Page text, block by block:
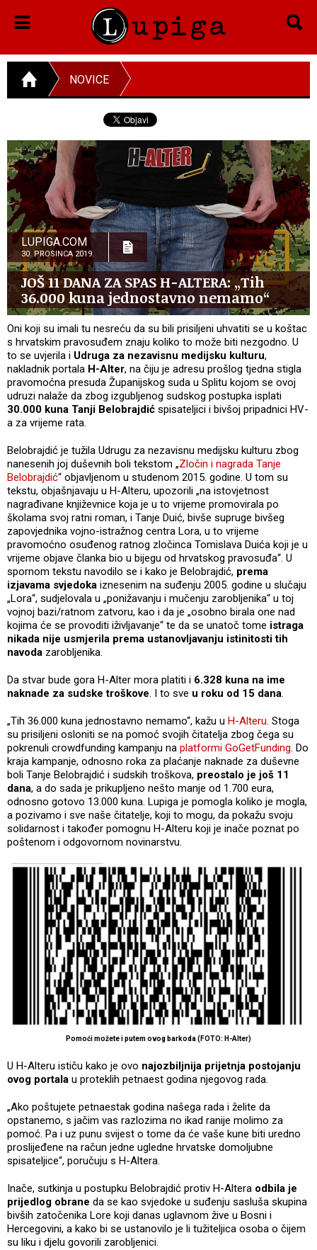
NOVICE
LUPIGA.COM
30. PROSINCA 2019.
JOŠ 11 DANA ZA SPAS H-ALTERA: „Tih
36.000 kuna jednostavno nemamo“
Oni koji su imali tu nesreću da su bili prisiljeni uhvatiti se u koštac
s hrvatskim pravosuđem znaju koliko to može biti nezgodno. U
to se uvjerila i Udruga za nezavisnu medijsku kulturu,
nakladnik portala H-Alter, na čiju je adresu prošlog tjedna stigla
pravomoćna presuda Županijskog suda u Splitu kojom se ovoj
udruzi nalaže da zbog izgubljenog sudskog postupka isplati
30.000 kuna Tanji Belobrajdić spisateljici i bivšoj pripadnici HV-
a za vrijeme rata.
Belobrajdić je tužila Udrugu za nezavisnu medijsku kulturu zbog
nanesenih joj duševnih boli tekstom „Zločin i nagrada Tanje
Belobrajdić“ objavljenom u studenom 2015. godine. U tom su
tekstu, objašnjavaju u H-Alteru, upozorili „na istovjetnost
nagrađivane književnice koja je u to vrijeme promovirala po
školama svoj ratni roman, i Tanje Duić, bivše supruge bivšeg
zapovjednika vojno-istražnog centra Lora, u to vrijeme
pravomoćno osuđenog ratnog zločinca Tomislava Duića koji je u
vrijeme objave članka bio u bijegu od hrvatskog pravosuđa“. U
spornom tekstu navodilo se i kako je Belobrajdić, prema
izjavama svjedoka iznesenim na suđenju 2005. godine u slučaju
„Lora“, sudjelovala u „ponižavanju i mučenju zarobljenika“ u toj
vojnoj bazi/ratnom zatvoru, kao i da je „osobno birala one nad
kojima će se provoditi iživljavanje“ te da se unatoč tome istraga
nikada nije usmjerila prema ustanovljavanju istinitosti tih
navoda zarobljenika.
Da stvar bude gora H-Alter mora platiti i 6.328 kuna na ime
naknade za sudske troškove. I to sve u roku od 15 dana.
„Tih 36.000 kuna jednostavno nemamo“, kažu u H-Alteru. Stoga
su prisiljeni osloniti se na pomoć svojih čitatelja zbog čega su
pokrenuli crowdfunding kampanju na platformi GoGetFunding. Do
kraja kampanje, odnosno roka za plaćanje naknade za duševne
boli Tanje Belobrajdić i sudskih troškova, preostalo je još 11
dana, a do sada je prikupljeno nešto manje od 1.700 eura,
odnosno gotovo 13.000 kuna. Lupiga je pomogla koliko je mogla,
a pozivamo i sve naše čitatelje, koji to mogu, da pokažu svoju
solidarnost i također pomognu H-Alteru koji je inače poznat po
poštenom i odgovornom novinarstvu.
Pomoći možete i putem ovog barkoda (FOTO: H-Alter)
U H-Alteru ističu kako je ovo najozbiljnija prijetnja postojanju
ovog portala u proteklih petnaest godina njegovog rada.
„Ako poštujete petnaestak godina našega rada i želite da
opstanemo, s jačim vas razlozima no ikad ranije molimo za
pomoć. Pa i uz punu svijest o tome da će vaše kune biti uredno
proslijeđene na račun jedne ugledne hrvatske domoljubne
spisateljice“, poručuju s H-Altera.
Inače, sutkinja u postupku Belobrajdić protiv H-Altera odbila je
prijedlog obrane da se kao svjedoke u suđenju sasluša skupina
bivših zatočenika Lore koji danas uglavnom žive u Bosni i
Hercegovini, a kako bi se ustanovilo je li tužiteljica osoba o čijem
su liku i djelu govorili zarobljenici.